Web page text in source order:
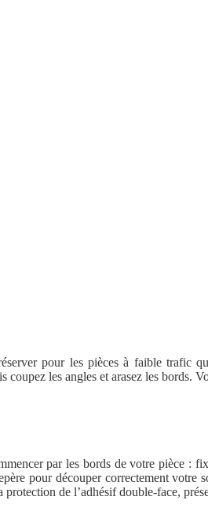
pour les pièces à faible trafic
les angles et arasez les bords.
par les bords de votre pièce
pour découper correctement
de l’adhésif double-face,